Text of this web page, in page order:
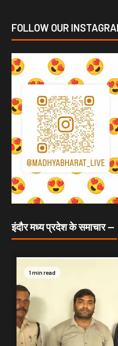
FOLLOW OUR
इंदौर मध्य प्रदेश के समाचार —
1 min read